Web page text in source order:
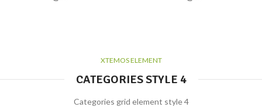
XTEMOS ELEMENT
CATEGORIES STYLE 4
Categories grid element style 4